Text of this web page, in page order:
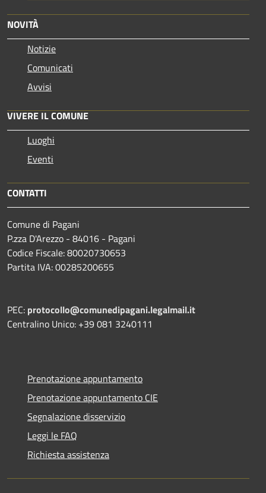
NOVITÀ
Notizie
Comunicati
Avvisi
VIVERE IL COMUNE
Luoghi
Eventi
CONTATTI
Comune di Pagani
P.zza D'Arezzo - 84016 - Pagani
Codice Fiscale: 80020730653
Partita IVA: 00285200655
PEC: protocollo@comunedipagani.legalmail.it
Centralino Unico: +39 081 3240111
Prenotazione appuntamento
Prenotazione appuntamento CIE
Segnalazione disservizio
Leggi le FAQ
Richiesta assistenza